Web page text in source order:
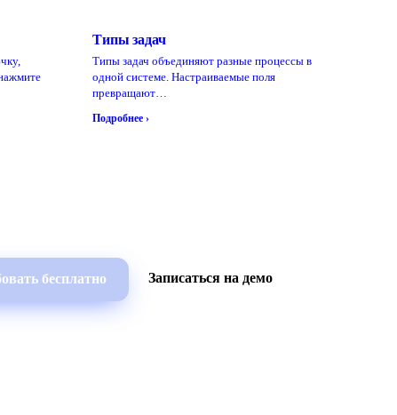
Типы задач
Типы задач объединяют разные процессы в
одной системе. Настраиваемые поля
превращают…
Подробнее ›
бесплатно Записаться на демо